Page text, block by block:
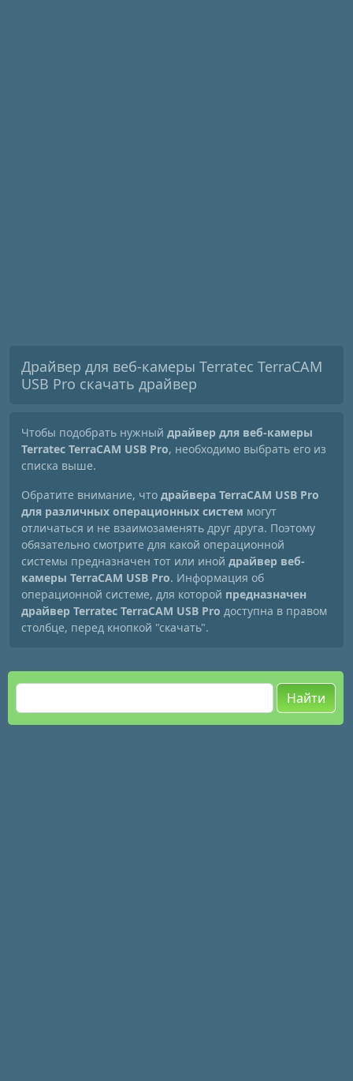
Драйвер для веб-камеры Terratec TerraCAM
USB Pro скачать драйвер
Чтобы подобрать нужный драйвер для веб-камеры
Terratec TerraCAM USB Pro, необходимо выбрать его из
списка выше.
Обратите внимание, что драйвера TerraCAM USB Pro
для различных операционных систем могут
отличаться и не взаимозаменять друг друга. Поэтому
обязательно смотрите для какой операционной
системы предназначен тот или иной драйвер веб-
камеры TerraCAM USB Pro. Информация об
операционной системе, для которой предназначен
драйвер Terratec TerraCAM USB Pro доступна в правом
столбце, перед кнопкой "скачать".
Найти